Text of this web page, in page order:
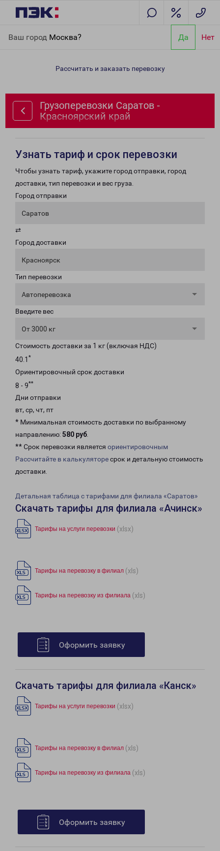
Ваш город Москва? Да Нет
Красноярский край
Рассчитать и заказать перевозку
Грузоперевозки Саратов -
Красноярский край
Узнать тариф и срок перевозки
Чтобы узнать тариф, укажите город отправки, город
доставки, тип перевозки и вес груза.
Город отправки
Саратов
⇄
Город доставки
Красноярск
Тип перевозки
Автоперевозка
Введите вес
От 3000 кг
Стоимость доставки за 1 кг (включая НДС)
40.1 *
Ориентировочный срок доставки
8 - 9**
Дни отправки
вт, ср, чт, пт
* Минимальная стоимость доставки по выбранному
направлению: 580 руб.
** Срок перевозки является ориентировочным
Рассчитайте в калькуляторесрок и детальную стоимость
доставки.
Детальная таблица с тарифами для филиала «Саратов»
Скачать тарифы для филиала «Ачинск»
Тарифы на услуги перевозки (xlsx)
Тарифы на перевозку в филиал (xls)
Тарифы на перевозку из филиала (xls)
Оформить заявку
Скачать тарифы для филиала «Канск»
Тарифы на услуги перевозки (xlsx)
Тарифы на перевозку в филиал (xls)
Тарифы на перевозку из филиала (xls)
Оформить заявку